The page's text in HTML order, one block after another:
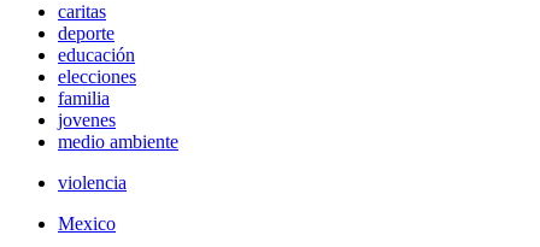
caritas
deporte
educación
elecciones
familia
jovenes
medio ambiente
violencia
Mexico